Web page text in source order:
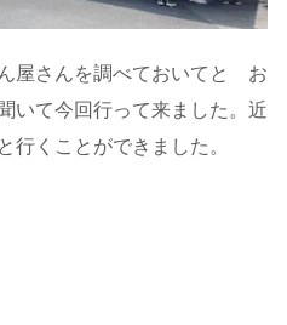
屋さんを調べておいてと お
て今回行って来ました。近
くことができました。